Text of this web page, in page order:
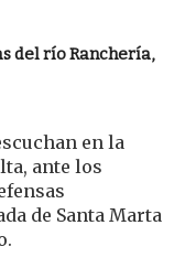
del río Ranchería,
en la
ante los
de Santa Marta